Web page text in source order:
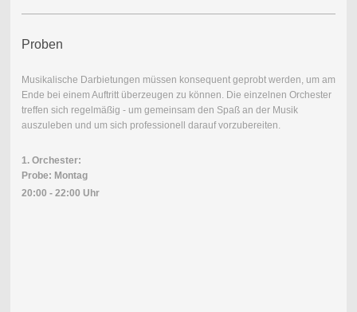
Proben
Musikalische Darbietungen müssen konsequent geprobt werden, um am
Ende bei einem Auftritt überzeugen zu können. Die einzelnen Orchester
treffen sich regelmäßig - um gemeinsam den Spaß an der Musik
auszuleben und um sich professionell darauf vorzubereiten.
1. Orchester:
Probe: Montag
20:00 - 22:00 Uhr